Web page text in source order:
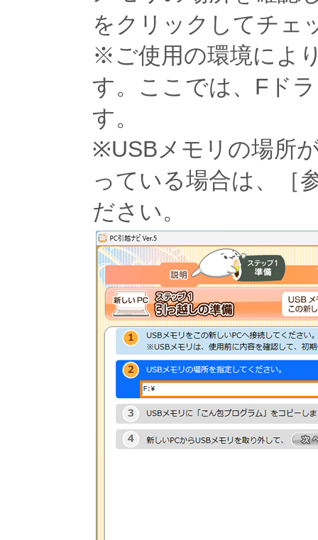
をクリックしてチェ
※ご使用の環境によ
す。ここでは、Fド
す。
※USBメモリの場所
っている場合は、［
ださい。